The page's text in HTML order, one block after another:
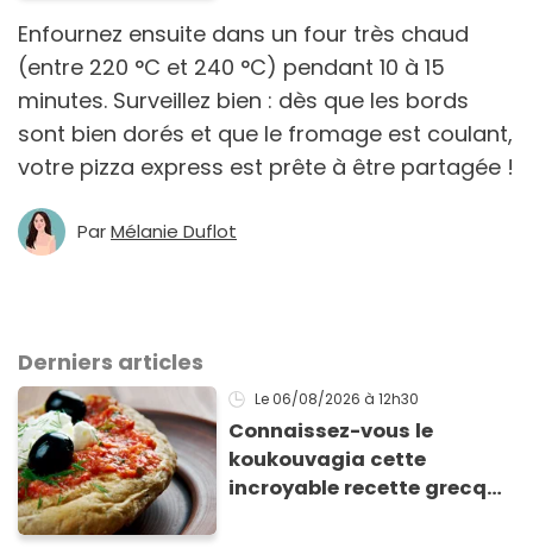
Enfournez ensuite dans un four très chaud
(entre 220 °C et 240 °C) pendant 10 à 15
minutes. Surveillez bien : dès que les bords
sont bien dorés et que le fromage est coulant,
votre pizza express est prête à être partagée !
ParMélanie Duflot
Derniers articles
Le 06/08/2026 à 12h30
Connaissez-vous le
koukouvagia cette
incroyable recette grecque